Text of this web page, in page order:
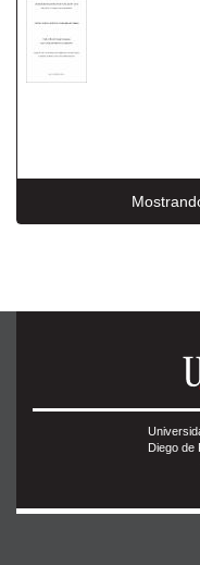
Diego de